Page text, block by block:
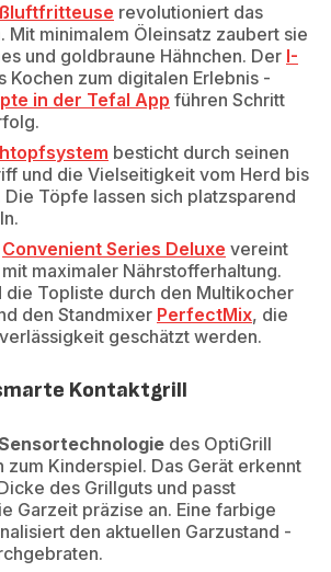
revolutioniert das
Mit minimalem Öleinsatz zaubert sie
und goldbraune Hähnchen. Der I-
Kochen zum digitalen Erlebnis -
in der Tefal App führen Schritt
besticht durch seinen
und die Vielseitigkeit vom Herd bis
Töpfe lassen sich platzsparend
Convenient Series Deluxe vereint
maximaler Nährstofferhaltung.
Topliste durch den Multikocher
den Standmixer PerfectMix, die
geschätzt werden.
Kontaktgrill
des OptiGrill
zum Kinderspiel. Das Gerät erkennt
des Grillguts und passt
Garzeit präzise an. Eine farbige
den aktuellen Garzustand -